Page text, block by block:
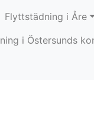
Flyttstädning i Åre
i Östersunds